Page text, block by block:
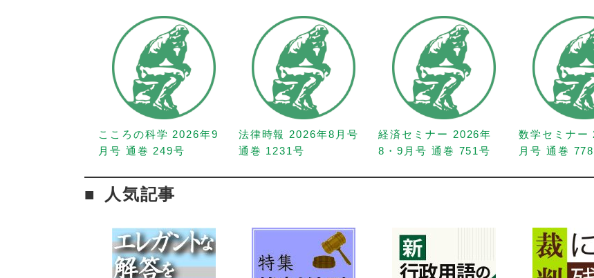
こころの科学 2026年9
月号 通巻 249号
法律時報 2026年8月号
通巻 1231号
経済セミナー 2026年
8・9月号 通巻 751号
数学セミナー
月号 通巻
人気記事